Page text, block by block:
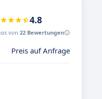
4.8
von 22 Bewertungen
Preis auf Anfrage